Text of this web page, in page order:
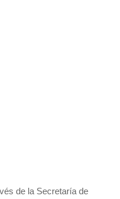
de la Secretaría de